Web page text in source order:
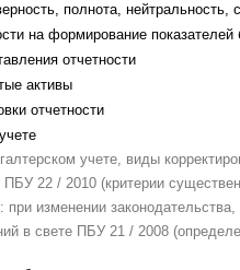
полнота,
на формирование показателей
отчетности
активы
отчетности
учете, виды
22 / 2010 (критерии
при изменении
в свете ПБУ 21 / 2008